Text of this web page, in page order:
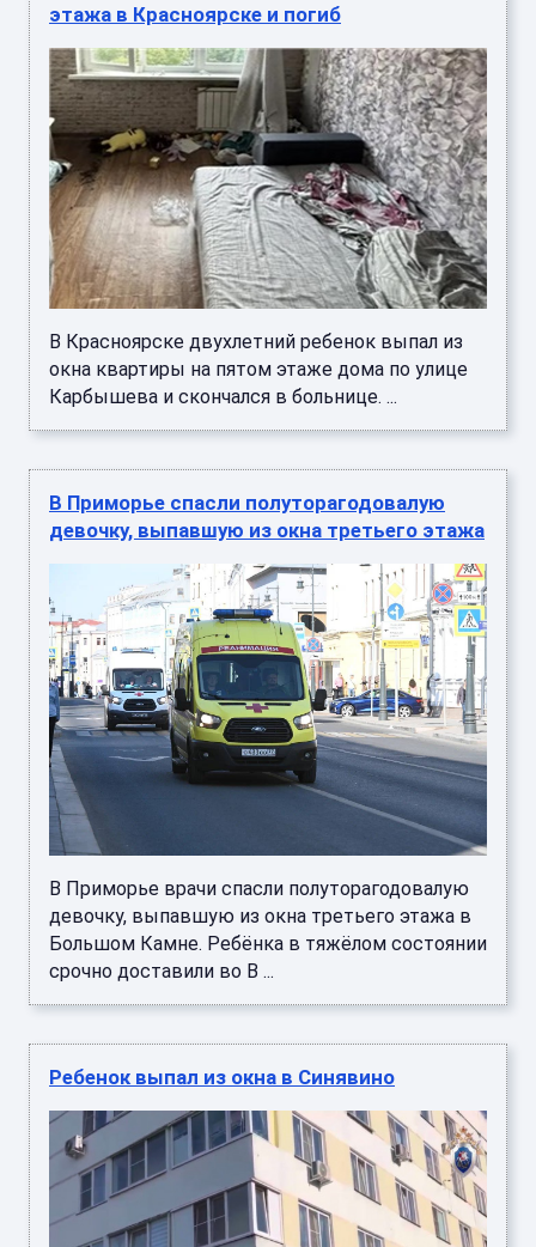
этажа в Красноярске и погиб
В Красноярске двухлетний ребенок выпал из
окна квартиры на пятом этаже дома по улице
Карбышева и скончался в больнице. ...
В Приморье спасли полуторагодовалую
девочку, выпавшую из окна третьего этажа
В Приморье врачи спасли полуторагодовалую
девочку, выпавшую из окна третьего этажа в
Большом Камне. Ребёнка в тяжёлом состоянии
срочно доставили во В ...
Ребенок выпал из окна в Синявино